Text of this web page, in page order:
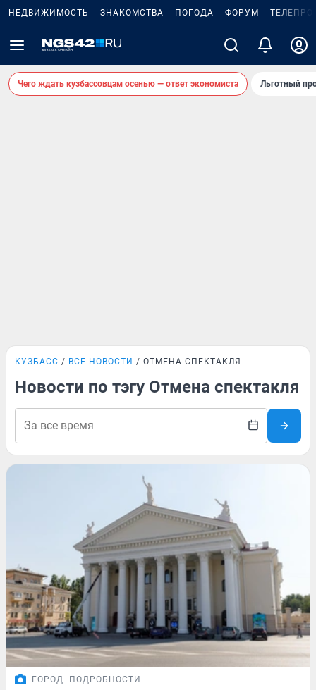
НЕДВИЖИМОСТЬ ЗНАКОМСТВА ПОГОДА ФОРУМ
Чего ждать кузбассовцам осенью — ответ экономиста Льготный
КУЗБАСС ВСЕ НОВОСТИ ОТМЕНА СПЕКТАКЛЯ
Новости по тэгу Отмена спектакля
ГОРОД ПОДРОБНОСТИ